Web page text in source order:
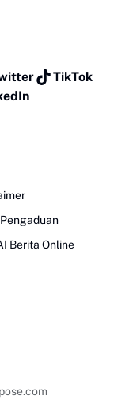
TikTok
Berita Online